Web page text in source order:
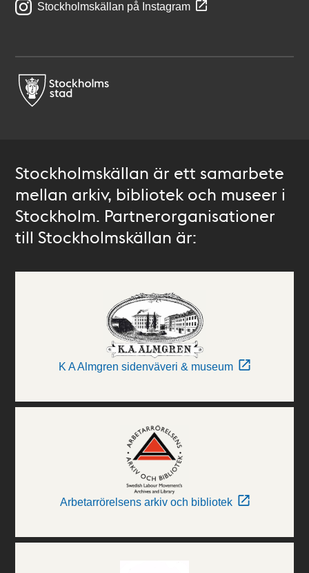
Stockholmskällan på Instagram
Stockholmskällan är ett samarbete
mellan arkiv, bibliotek och museer i
Stockholm. Partnerorganisationer
till Stockholmskällan är:
K A Almgren sidenväveri & museum
Arbetarrörelsens arkiv och bibliotek